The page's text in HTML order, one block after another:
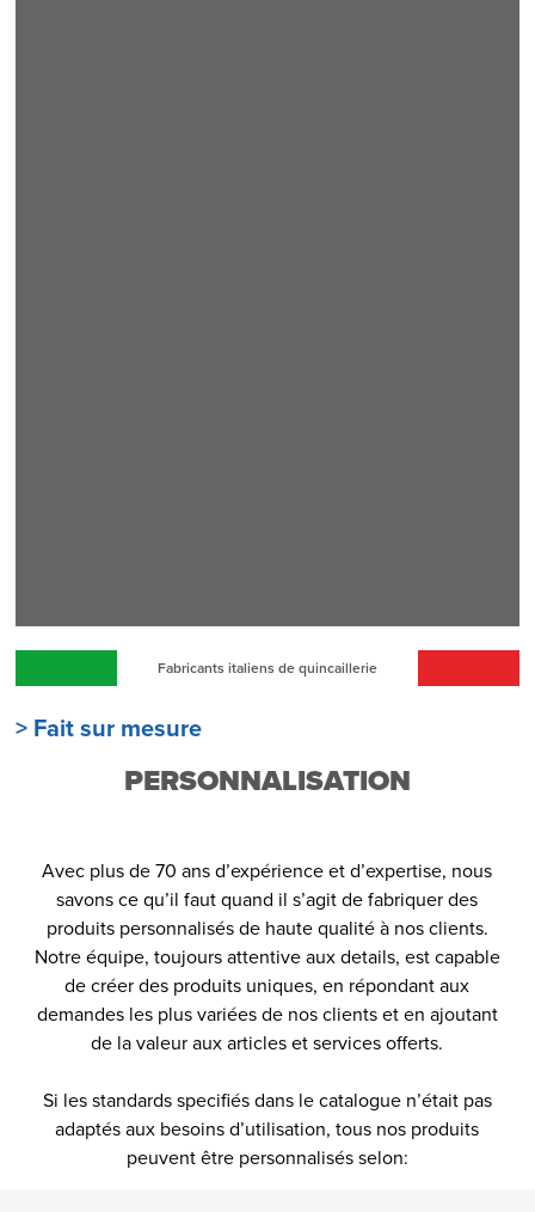
Fabricants italiens de quincaillerie
> Fait sur mesure
PERSONNALISATION
Avec plus de 70 ans d’expérience et d’expertise, nous
savons ce qu’il faut quand il s’agit de fabriquer des
produits personnalisés de haute qualité à nos clients.
Notre équipe, toujours attentive aux details, est capable
de créer des produits uniques, en répondant aux
demandes les plus variées de nos clients et en ajoutant
de la valeur aux articles et services offerts.
Si les standards specifiés dans le catalogue n’était pas
adaptés aux besoins d’utilisation, tous nos produits
peuvent être personnalisés selon: